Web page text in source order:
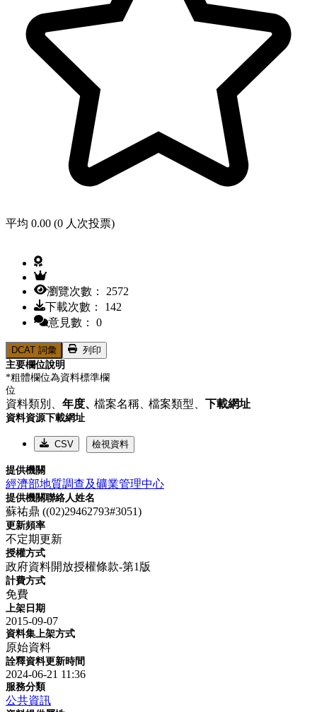
平均 0.00 (0 人次投票)
瀏覽次數： 2572
下載次數： 142
意見數： 0
DCAT 詞彙
列印
主要欄位說明
*粗體欄位為資料標準欄
位
資料類別、 年度、檔案名稱、檔案類型、 下載網址
資料資源下載網址
CSV 檢視資料
提供機關
經濟部地質調查及礦業管理中心
提供機關聯絡人姓名
蘇祐鼎 ((02)29462793#3051)
更新頻率
不定期更新
授權方式
政府資料開放授權條款-第1版
計費方式
免費
上架日期
2015-09-07
資料集上架方式
原始資料
詮釋資料更新時間
2024-06-21 11:36
服務分類
公共資訊